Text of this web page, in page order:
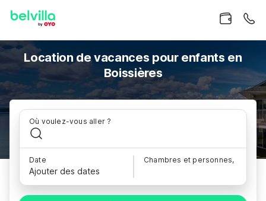
Location de vacances pour enfants en
Boissières
Où voulez-vous aller ?
Date
Ajouter des dates
Chambres et personnes,